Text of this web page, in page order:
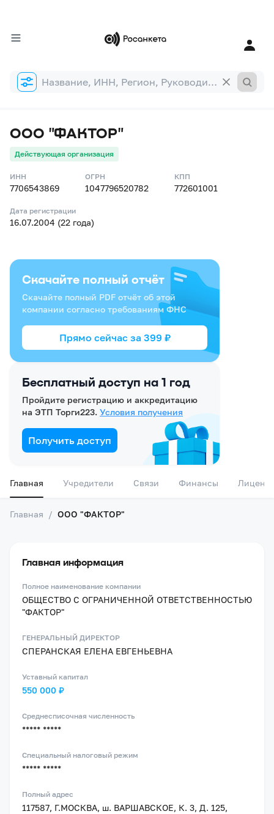
Форма
поиска
ООО "ФАКТОР"
Действующая организация
ИНН
7706543869
ОГРН
1047796520782
КПП
772601001
Дата регистрации
16.07.2004 (22 года)
Бесплатный доступ на 1 год
Пройдите регистрацию и аккредитацию
на ЭТП Торги223. Условия получения
Получить доступ
Скачайте полный отчёт
Скачайте полный PDF отчёт об этой
компании согласно требованиям ФНС
Прямо сейчас за 399 ₽
Главная Учредители Связи Финансы
Главная / ООО "ФАКТОР"
Главная информация
Полное наименование компании
ОБЩЕСТВО С ОГРАНИЧЕННОЙ ОТВЕТСТВЕННОСТЬЮ
"ФАКТОР"
ГЕНЕРАЛЬНЫЙ ДИРЕКТОР
СПЕРАНСКАЯ ЕЛЕНА ЕВГЕНЬЕВНА
Уставный капитал
550 000 ₽
Среднесписочная численность
***** *****
Специальный налоговый режим
***** *****
Полный адрес
117587, Г.МОСКВА, ш. ВАРШАВСКОЕ, К. 3, Д. 125,